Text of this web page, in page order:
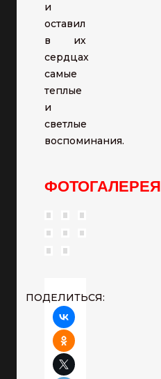
и
оставил
в их
сердцах
самые
теплые
и
светлые
воспоминания.
ФОТОГАЛЕРЕЯ
ПОДЕЛИТЬСЯ: